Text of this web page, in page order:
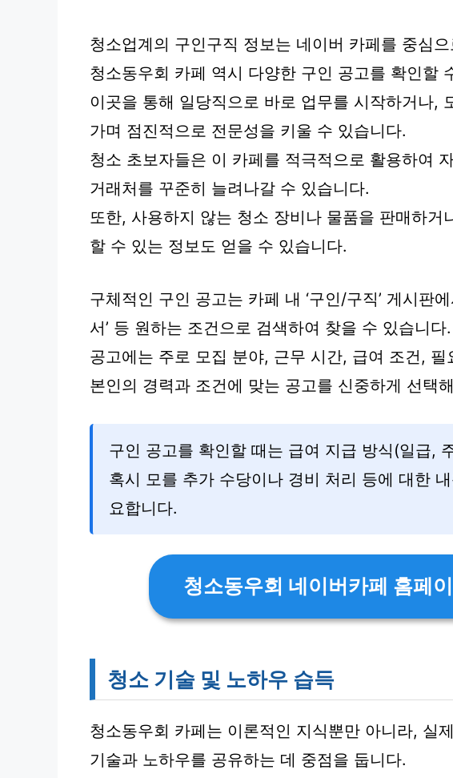
청소업계의 구인구직 정보는 네이버 카페를 중심
청소동우회 카페 역시 다양한 구인 공고를 확인할
이곳을 통해 일당직으로 바로 업무를 시작하거나,
가며 점진적으로 전문성을 키울 수 있습니다.
청소 초보자들은 이 카페를 적극적으로 활용하여
거래처를 꾸준히 늘려나갈 수 있습니다.
또한, 사용하지 않는 청소 장비나 물품을 판매하거
할 수 있는 정보도 얻을 수 있습니다.
구체적인 구인 공고는 카페 내 ‘구인/구직’ 게시판에
서’ 등 원하는 조건으로 검색하여 찾을 수 있습니다.
공고에는 주로 모집 분야, 근무 시간, 급여 조건,
본인의 경력과 조건에 맞는 공고를 신중하게 선택
구인 공고를 확인할 때는 급여 지급 방식(일급,
혹시 모를 추가 수당이나 경비 처리 등에 대한
요합니다.
청소동우회 네이버카페 홈페
청소 기술 및 노하우 습득
청소동우회 카페는 이론적인 지식뿐만 아니라, 실
기술과 노하우를 공유하는 데 중점을 둡니다.